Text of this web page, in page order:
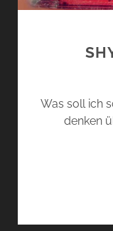
Was soll ich
denken